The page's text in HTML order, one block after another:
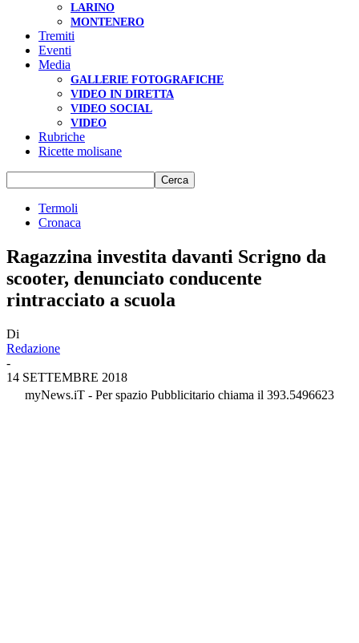
LARINO
MONTENERO
Tremiti
Eventi
Media
GALLERIE FOTOGRAFICHE
VIDEO IN DIRETTA
VIDEO SOCIAL
VIDEO
Rubriche
Ricette molisane
Termoli
Cronaca
Ragazzina investita davanti Scrigno da
scooter, denunciato conducente
rintracciato a scuola
Di
Redazione
-
14 SETTEMBRE 2018
myNews.iT - Per spazio Pubblicitario chiama il 393.5496623